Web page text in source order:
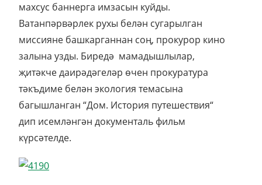
махсус баннерга имзасын куйды.
Ватанпәрвәрлек рухы белән сугарылган
миссияне башкарганнан соң, прокурор кино
залына узды. Биредә мамадышлылар,
җитәкче даирәдәгеләр өчен прокуратура
тәкъдиме белән экология темасына
багышланган “Дом. История путешествия“
дип исемләнгән документаль фильм
күрсәтелде.